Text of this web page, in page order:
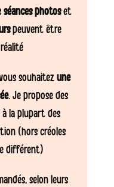
séances photoset
peuvent être
souhaitezune
. Je propose des
la plupart des
(hors créoles
différent)
selon leurs